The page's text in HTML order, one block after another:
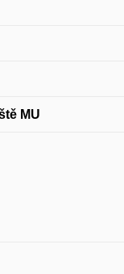
MU